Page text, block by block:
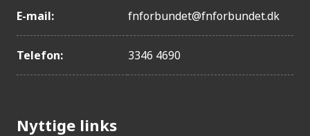
E-mail: fnforbundet@fnforbundet.dk
Telefon: 3346 4690
Nyttige links